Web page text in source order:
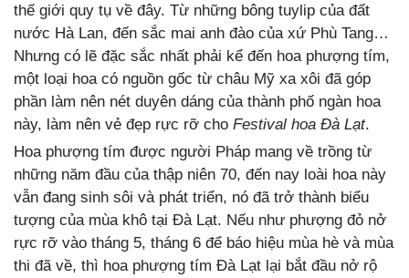
thế giới quy tụ về đây. Từ những bông tuylip của đất
nước Hà Lan, đến sắc mai anh đào của xứ Phù Tang…
Nhưng có lẽ đặc sắc nhất phải kể đến hoa phượng tím,
một loại hoa có nguồn gốc từ châu Mỹ xa xôi đã góp
phần làm nên nét duyên dáng của thành phố ngàn hoa
này, làm nên vẻ đẹp rực rỡ cho Festival hoa Đà Lạt.
Hoa phượng tím được người Pháp mang về trồng từ
những năm đầu của thập niên 70, đến nay loài hoa này
vẫn đang sinh sôi và phát triển, nó đã trở thành biểu
tượng của mùa khô tại Đà Lạt. Nếu như phượng đỏ nở
rực rỡ vào tháng 5, tháng 6 để báo hiệu mùa hè và mùa
thi đã về, thì hoa phượng tím Đà Lạt lại bắt đầu nở rộ